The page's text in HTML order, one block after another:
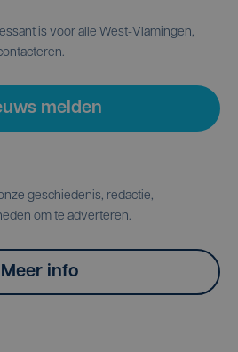
is voor alle West-Vlamingen,
melden
geschiedenis, redactie,
om te adverteren.
Meer info